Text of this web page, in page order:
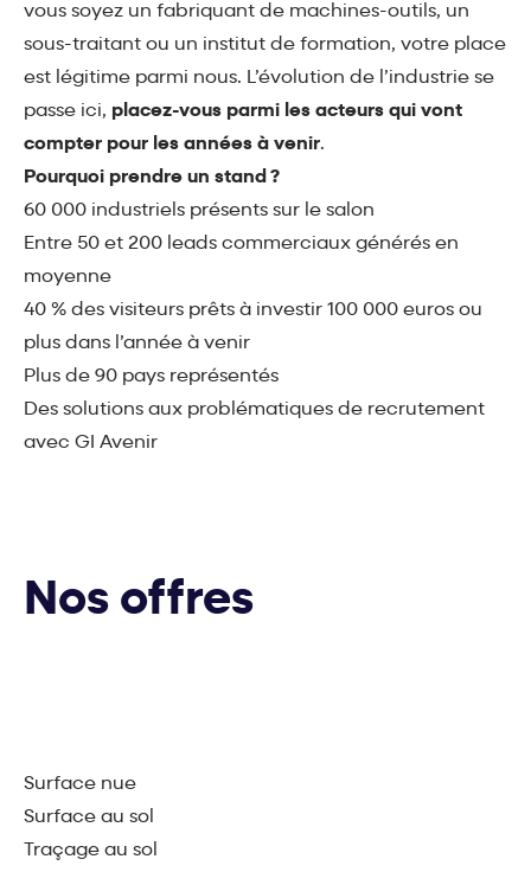
vous soyez un fabriquant de machines-outils, un
sous-traitant ou un institut de formation, votre place
est légitime parmi nous. L’évolution de l’industrie se
passe ici, placez-vous parmi les acteurs qui vont
compter pour les années à venir.
Pourquoi prendre un stand ?
60 000 industriels présents sur le salon
Entre 50 et 200 leads commerciaux générés en
moyenne
40 % des visiteurs prêts à investir 100 000 euros ou
plus dans l’année à venir
Plus de 90 pays représentés
Des solutions aux problématiques de recrutement
avec GI Avenir
Nos offres
Surface nue
Surface au sol
Traçage au sol